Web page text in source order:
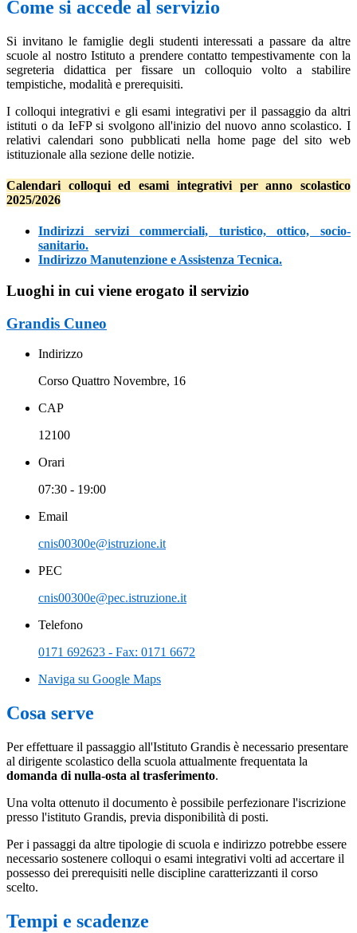
Come si accede al servizio
Si invitano le famiglie degli studenti interessati a passare da altre
scuole al nostro Istituto a prendere contatto tempestivamente con la
segreteria didattica per fissare un colloquio volto a stabilire
tempistiche, modalità e prerequisiti.
I colloqui integrativi e gli esami integrativi per il passaggio da altri
istituti o da IeFP si svolgono all'inizio del nuovo anno scolastico. I
relativi calendari sono pubblicati nella home page del sito web
istituzionale alla sezione delle notizie.
Calendari colloqui ed esami integrativi per anno scolastico
2025/2026
Indirizzi servizi commerciali, turistico, ottico, socio-
sanitario.
Indirizzo Manutenzione e Assistenza Tecnica.
Luoghi in cui viene erogato il servizio
Grandis Cuneo
Indirizzo
Corso Quattro Novembre, 16
CAP
12100
Orari
07:30 - 19:00
Email
cnis00300e@istruzione.it
PEC
cnis00300e@pec.istruzione.it
Telefono
0171 692623 - Fax: 0171 6672
Naviga su Google Maps
Cosa serve
Per effettuare il passaggio all'Istituto Grandis è necessario presentare
al dirigente scolastico della scuola attualmente frequentata la
domanda di nulla-osta al trasferimento.
Una volta ottenuto il documento è possibile perfezionare l'iscrizione
presso l'istituto Grandis, previa disponibilità di posti.
Per i passaggi da altre tipologie di scuola e indirizzo potrebbe essere
necessario sostenere colloqui o esami integrativi volti ad accertare il
possesso dei prerequisiti nelle discipline caratterizzanti il corso
scelto.
Tempi e scadenze